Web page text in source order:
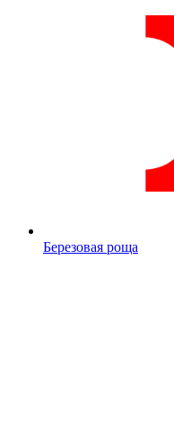
Березовая роща